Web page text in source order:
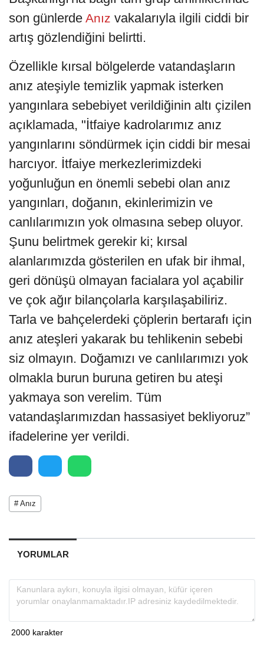
son günlerde Anız vakalarıyla ilgili ciddi bir
artış gözlendiğini belirtti.
Özellikle kırsal bölgelerde vatandaşların
anız ateşiyle temizlik yapmak isterken
yangınlara sebebiyet verildiğinin altı çizilen
açıklamada, "İtfaiye kadrolarımız anız
yangınlarını söndürmek için ciddi bir mesai
harcıyor. İtfaiye merkezlerimizdeki
yoğunluğun en önemli sebebi olan anız
yangınları, doğanın, ekinlerimizin ve
canlılarımızın yok olmasına sebep oluyor.
Şunu belirtmek gerekir ki; kırsal
alanlarımızda gösterilen en ufak bir ihmal,
geri dönüşü olmayan facialara yol açabilir
ve çok ağır bilançolarla karşılaşabiliriz.
Tarla ve bahçelerdeki çöplerin bertarafı için
anız ateşleri yakarak bu tehlikenin sebebi
siz olmayın. Doğamızı ve canlılarımızı yok
olmakla burun buruna getiren bu ateşi
yakmaya son verelim. Tüm
vatandaşlarımızdan hassasiyet bekliyoruz”
ifadelerine yer verildi.
# Anız
YORUMLAR